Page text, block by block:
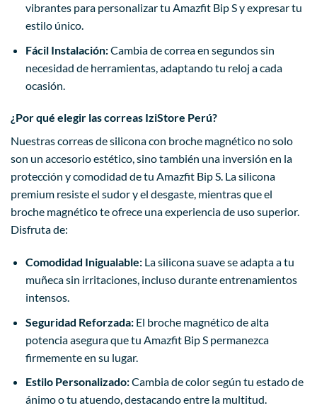
vibrantes para personalizar tu Amazfit Bip S y expresar tu
estilo único.
Fácil Instalación:Cambia de correa en segundos sin
necesidad de herramientas, adaptando tu reloj a cada
ocasión.
¿Por qué elegir las correas IziStore Perú?
Nuestras correas de silicona con broche magnético no solo
son un accesorio estético, sino también una inversión en la
protección y comodidad de tu Amazfit Bip S. La silicona
premium resiste el sudor y el desgaste, mientras que el
broche magnético te ofrece una experiencia de uso superior.
Disfruta de:
Comodidad Inigualable:La silicona suave se adapta a tu
muñeca sin irritaciones, incluso durante entrenamientos
intensos.
Seguridad Reforzada:El broche magnético de alta
potencia asegura que tu Amazfit Bip S permanezca
firmemente en su lugar.
Estilo Personalizado:Cambia de color según tu estado de
ánimo o tu atuendo, destacando entre la multitud.